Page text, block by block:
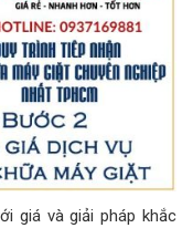
giá và giải pháp khắc